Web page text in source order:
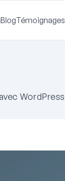
BlogTémoignages
WordPress